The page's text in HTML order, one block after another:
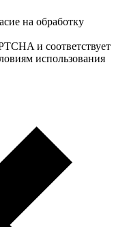
на обработку
и соответствует
использования